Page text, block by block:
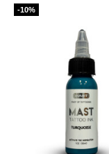
-10%